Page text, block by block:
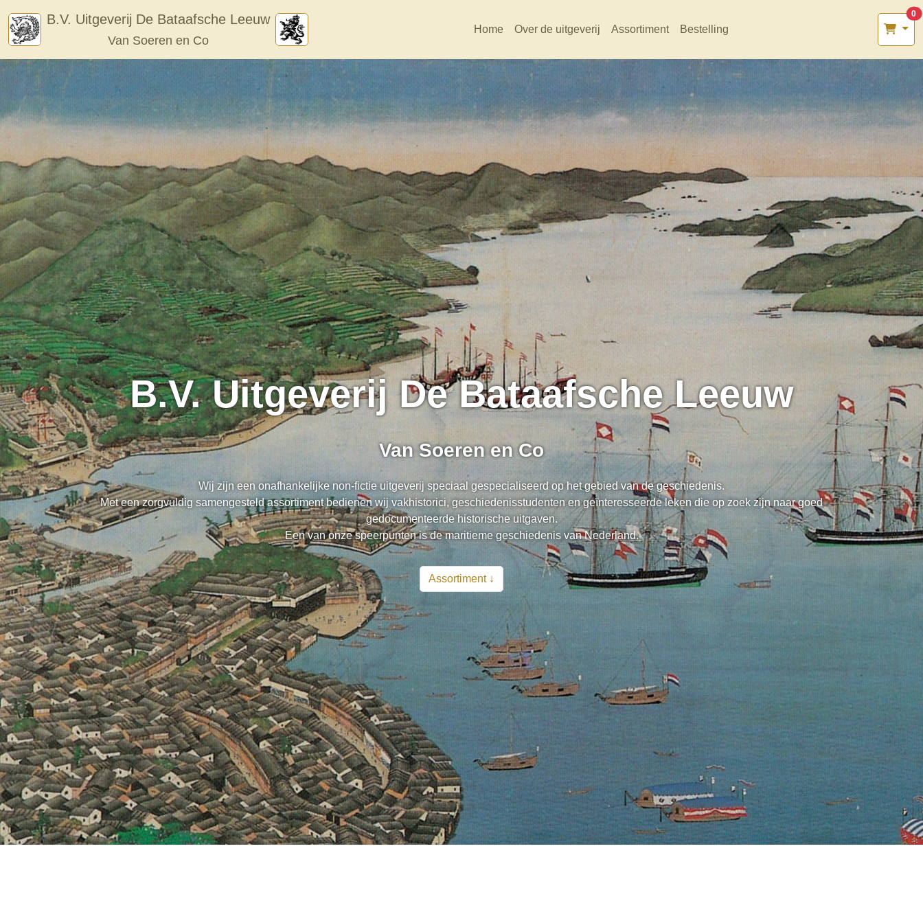
content
B.V. Uitgeverij De Bataafsche Leeuw
Van Soeren en Co
Home Over de uitgeverij Assortiment Bestelling
0
B.V. Uitgeverij De Bataafsche Leeuw
Van Soeren en Co
Wij zijn een onafhankelijke non-fictie uitgeverij speciaal gespecialiseerd op het gebied van de geschiedenis.
Met een zorgvuldig samengesteld assortiment bedienen wij vakhistorici, geschiedenisstudenten en geïnteresseerde leken die op zoek zijn naar goed
gedocumenteerde historische uitgaven.
Een van onze speerpunten is de maritieme geschiedenis van Nederland.
Assortiment ↓